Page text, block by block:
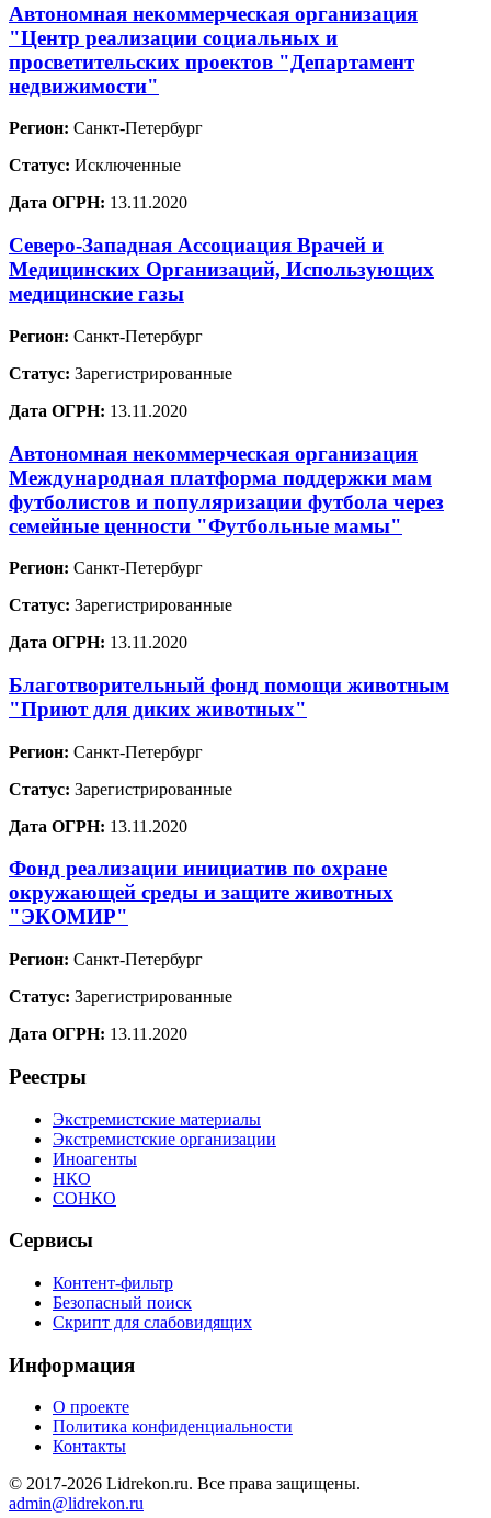
Автономная некоммерческая организация
"Центр реализации социальных и
просветительских проектов "Департамент
недвижимости"
Регион: Санкт-Петербург
Статус: Исключенные
Дата ОГРН: 13.11.2020
Северо-Западная Ассоциация Врачей и
Медицинских Организаций, Использующих
медицинские газы
Регион: Санкт-Петербург
Статус: Зарегистрированные
Дата ОГРН: 13.11.2020
Автономная некоммерческая организация
Международная платформа поддержки мам
футболистов и популяризации футбола через
семейные ценности "Футбольные мамы"
Регион: Санкт-Петербург
Статус: Зарегистрированные
Дата ОГРН: 13.11.2020
Благотворительный фонд помощи животным
"Приют для диких животных"
Регион: Санкт-Петербург
Статус: Зарегистрированные
Дата ОГРН: 13.11.2020
Фонд реализации инициатив по охране
окружающей среды и защите животных
"ЭКОМИР"
Регион: Санкт-Петербург
Статус: Зарегистрированные
Дата ОГРН: 13.11.2020
Реестры
Экстремистские материалы
Экстремистские организации
Иноагенты
НКО
СОНКО
Сервисы
Контент-фильтр
Безопасный поиск
Скрипт для слабовидящих
Информация
О проекте
Политика конфиденциальности
Контакты
© 2017-2026 Lidrekon.ru. Все права защищены.
admin@lidrekon.ru